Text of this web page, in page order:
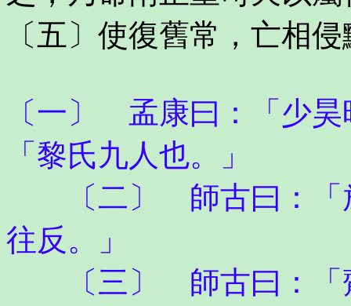
〔五〕使復舊常，亡相
〔一〕 孟康曰：「少
「黎氏九人也。」
〔二〕 師古曰：「放
往反。」
〔三〕 師古曰：「